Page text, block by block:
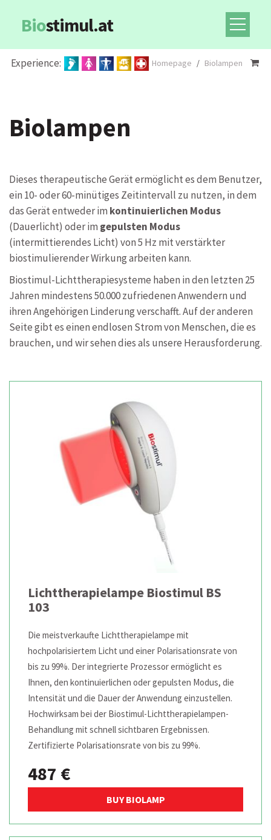
Biostimul.at
Experience: Homepage / Biolampen
Biolampen
Dieses therapeutische Gerät ermöglicht es dem Benutzer,
ein 10- oder 60-minütiges Zeitintervall zu nutzen, in dem
das Gerät entweder im kontinuierlichen Modus
(Dauerlicht) oder im gepulsten Modus
(intermittierendes Licht) von 5 Hz mit verstärkter
biostimulierender Wirkung arbeiten kann.
Biostimul-Lichttherapiesysteme haben in den letzten 25
Jahren mindestens 50.000 zufriedenen Anwendern und
ihren Angehörigen Linderung verschafft. Auf der anderen
Seite gibt es einen endlosen Strom von Menschen, die es
brauchen, und wir sehen dies als unsere Herausforderung.
Lichttherapielampe Biostimul BS
103
Die meistverkaufte Lichttherapielampe mit
hochpolarisiertem Licht und einer Polarisationsrate von
bis zu 99%. Der integrierte Prozessor ermöglicht es
Ihnen, den kontinuierlichen oder gepulsten Modus, die
Intensität und die Dauer der Anwendung einzustellen.
Hochwirksam bei der Biostimul-Lichttherapielampen-
Behandlung mit schnell sichtbaren Ergebnissen.
Zertifizierte Polarisationsrate von bis zu 99%.
487 €
BUY BIOLAMP